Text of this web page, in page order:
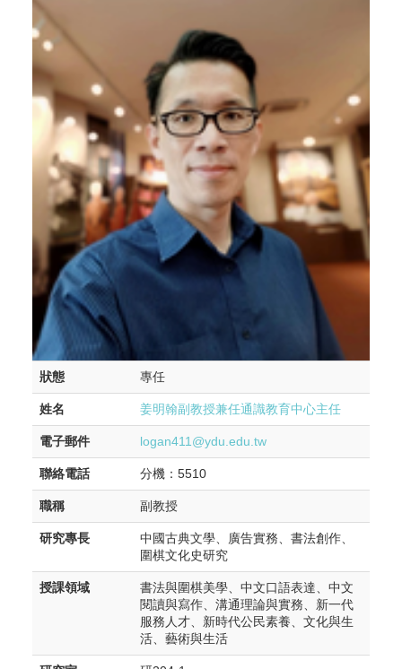
狀態 專任
姓名 姜明翰副教授兼任通識教育中心主任
電子郵件 logan411@ydu.edu.tw
聯絡電話 分機：5510
職稱 副教授
研究專長
中國古典文學、廣告實務、書法創作、
圍棋文化史研究
授課領域
書法與圍棋美學、中文口語表達、中文
閱讀與寫作、溝通理論與實務、新一代
服務人才、新時代公民素養、文化與生
活、藝術與生活